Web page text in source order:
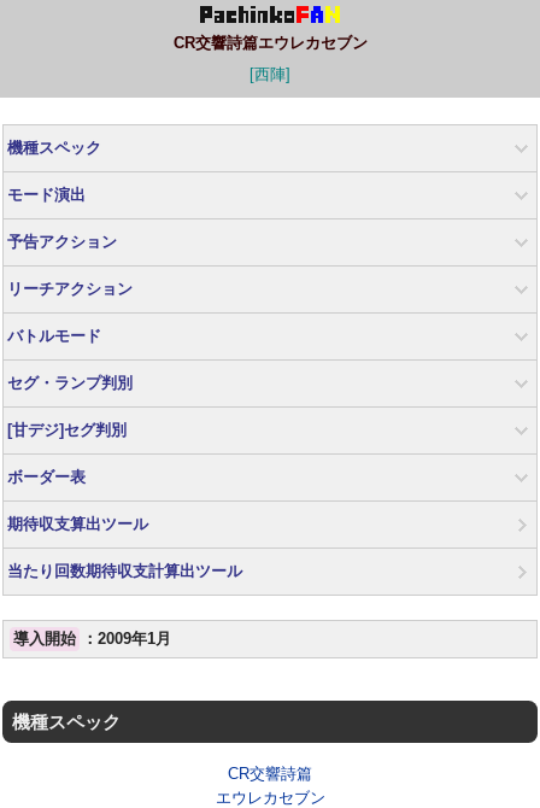
CR交響詩篇エウレカセブン
[西陣]
機種スペック
モード演出
予告アクション
リーチアクション
バトルモード
セグ・ランプ判別
[甘デジ]セグ判別
ボーダー表
期待収支算出ツール
当たり回数期待収支計算出ツール
導入開始 ：2009年1月
機種スペック
CR交響詩篇
エウレカセブン